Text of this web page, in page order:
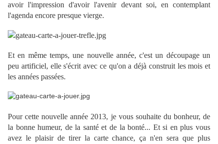
avoir l'impression d'avoir l'avenir devant soi, en contemplant
l'agenda encore presque vierge.
Et en même temps, une nouvelle année, c'est un découpage un
peu artificiel, elle s'écrit avec ce qu'on a déjà construit les mois et
les années passées.
Pour cette nouvelle année 2013, je vous souhaite du bonheur, de
la bonne humeur, de la santé et de la bonté... Et si en plus vous
avez le plaisir de tirer la carte chance, ça n'en sera que plus